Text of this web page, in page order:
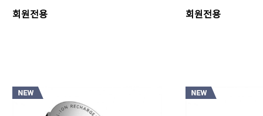
회원전용 회원전용